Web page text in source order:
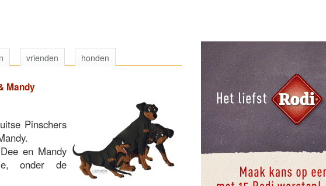
vrienden honden
Mandy
Pinschers
en Mandy
onder de